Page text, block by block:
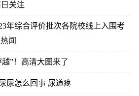
关注
年综合评价批次各院校线上入围考
闻
”！高清大图来了
尿怎么回事 尿道疼